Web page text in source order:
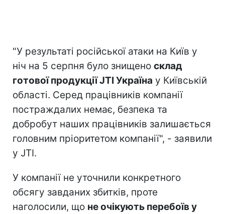
"У результаті російської атаки на Київ у
ніч на 5 серпня було знищено склад
готової продукції JTI Україна у Київській
області. Серед працівників компанії
постраждалих немає, безпека та
добробут наших працівників залишається
головним пріоритетом компанії", - заявили
у JTI.
У компанії не уточнили конкретного
обсягу завданих збитків, проте
наголосили, що не очікують перебоїв у